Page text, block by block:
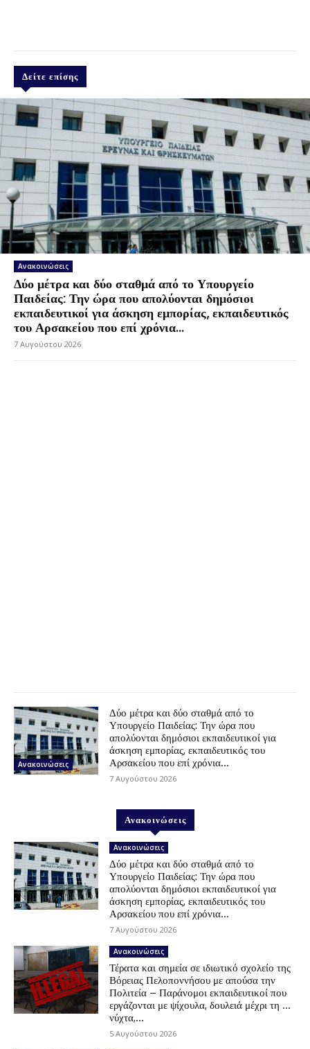
Δείτε επίσης
Ανακοινώσεις
Δύο μέτρα και δύο σταθμά από το Υπουργείο
Παιδείας: Την ώρα που απολύονται δημόσιοι
εκπαιδευτικοί για άσκηση εμπορίας, εκπαιδευτικός
του Αρσακείου που επί χρόνια...
7 Αυγούστου 2026
Ανακοινώσεις
Δύο μέτρα και δύο σταθμά από το
Υπουργείο Παιδείας: Την ώρα που
απολύονται δημόσιοι εκπαιδευτικοί για
άσκηση εμπορίας, εκπαιδευτικός του
Αρσακείου που επί χρόνια...
7 Αυγούστου 2026
Ανακοινώσεις
Ανακοινώσεις
Δύο μέτρα και δύο σταθμά από το
Υπουργείο Παιδείας: Την ώρα που
απολύονται δημόσιοι εκπαιδευτικοί για
άσκηση εμπορίας, εκπαιδευτικός του
Αρσακείου που επί χρόνια...
7 Αυγούστου 2026
Ανακοινώσεις
Τέρατα και σημεία σε ιδιωτικό σχολείο της
Βόρειας Πελοποννήσου με απούσα την
Πολιτεία – Παράνομοι εκπαιδευτικοί που
εργάζονται με ψίχουλα, δουλειά μέχρι τη …
νύχτα,...
5 Αυγούστου 2026